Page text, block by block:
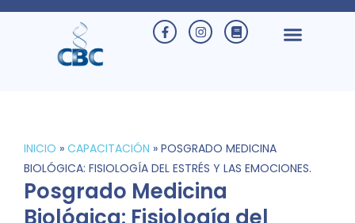
INICIO » CAPACITACIÓN » POSGRADO MEDICINA
BIOLÓGICA: FISIOLOGÍA DEL ESTRÉS Y LAS EMOCIONES.
Posgrado Medicina
Biológica: Fisiología del